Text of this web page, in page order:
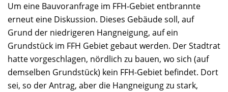
Um eine Bauvoranfrage im FFH-Gebiet entbrannte
erneut eine Diskussion. Dieses Gebäude soll, auf
Grund der niedrigeren Hangneigung, auf ein
Grundstück im FFH Gebiet gebaut werden. Der Stadtrat
hatte vorgeschlagen, nördlich zu bauen, wo sich (auf
demselben Grundstück) kein FFH-Gebiet befindet. Dort
sei, so der Antrag, aber die Hangneigung zu stark,